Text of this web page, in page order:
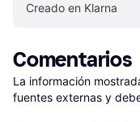
Creado en Klarna
Comentarios
La información
fuentes externas y